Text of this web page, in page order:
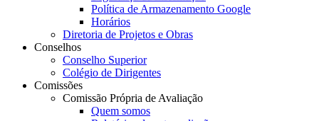
Política de Armazenamento Google
Horários
Diretoria de Projetos e Obras
Conselhos
Conselho Superior
Colégio de Dirigentes
Comissões
Comissão Própria de Avaliação
Quem somos